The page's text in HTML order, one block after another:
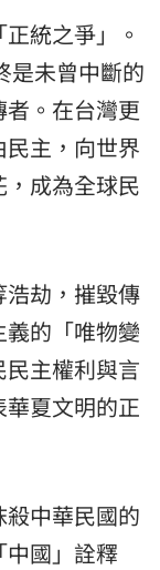
統之爭」。
是未曾中斷的
者。在台灣更
主，向世界
成為全球民
劫，摧毀傳
的「唯物變
主權利與言
夏文明的正
中華民國的
國」詮釋